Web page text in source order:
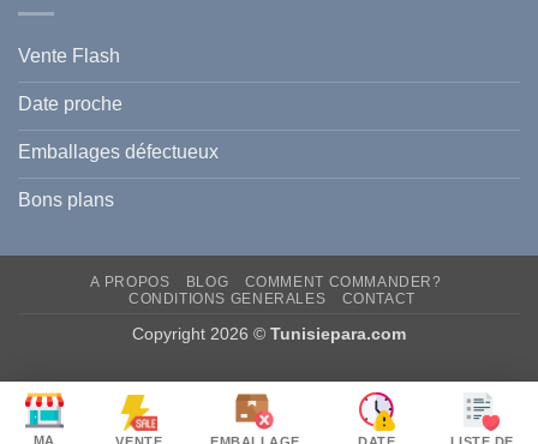
Vente Flash
Date proche
Emballages défectueux
Bons plans
A PROPOS BLOG
COMMENT COMMANDER?
CONDITIONS GENERALES
CONTACT
Copyright 2026 © Tunisiepara.com
MA VENTE EMBALLAGE DATE LISTE DE